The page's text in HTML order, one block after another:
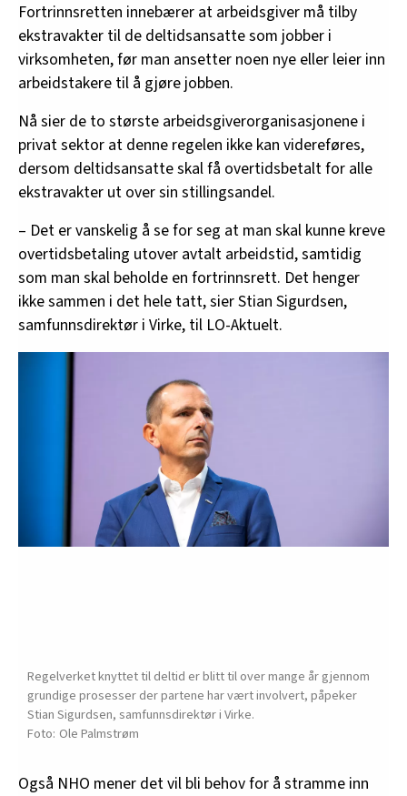
Fortrinnsretten innebærer at arbeidsgiver må tilby
ekstravakter til de deltidsansatte som jobber i
virksomheten, før man ansetter noen nye eller leier inn
arbeidstakere til å gjøre jobben.
Nå sier de to største arbeidsgiverorganisasjonene i
privat sektor at denne regelen ikke kan videreføres,
dersom deltidsansatte skal få overtidsbetalt for alle
ekstravakter ut over sin stillingsandel.
– Det er vanskelig å se for seg at man skal kunne kreve
overtidsbetaling utover avtalt arbeidstid, samtidig
som man skal beholde en fortrinnsrett. Det henger
ikke sammen i det hele tatt, sier Stian Sigurdsen,
samfunnsdirektør i Virke, til LO-Aktuelt.
Regelverket knyttet til deltid er blitt til over mange år gjennom
grundige prosesser der partene har vært involvert, påpeker
Stian Sigurdsen, samfunnsdirektør i Virke.
Ole Palmstrøm
Også NHO mener det vil bli behov for å stramme inn